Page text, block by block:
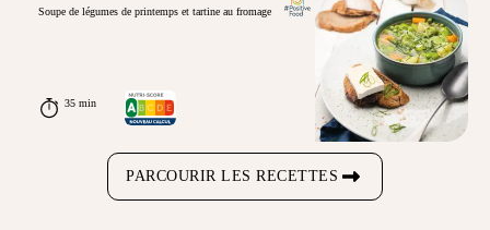
Soupe de légumes de printemps et tartine au fromage
35 min
PARCOURIR LES RECETTES